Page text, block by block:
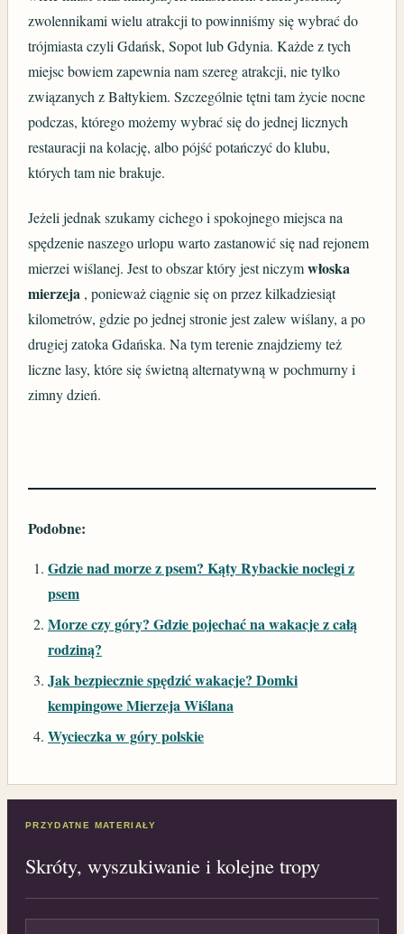
zwolennikami wielu atrakcji to powinniśmy się wybrać do
trójmiasta czyli Gdańsk, Sopot lub Gdynia. Każde z tych
miejsc bowiem zapewnia nam szereg atrakcji, nie tylko
związanych z Bałtykiem. Szczególnie tętni tam życie nocne
podczas, którego możemy wybrać się do jednej licznych
restauracji na kolację, albo pójść potańczyć do klubu,
których tam nie brakuje.
Jeżeli jednak szukamy cichego i spokojnego miejsca na
spędzenie naszego urlopu warto zastanowić się nad rejonem
mierzei wiślanej. Jest to obszar który jest niczymwłoska
mierzeja , ponieważ ciągnie się on przez kilkadziesiąt
kilometrów, gdzie po jednej stronie jest zalew wiślany, a po
drugiej zatoka Gdańska. Na tym terenie znajdziemy też
liczne lasy, które się świetną alternatywną w pochmurny i
zimny dzień.
Podobne:
Gdzie nad morze z psem? Kąty Rybackie noclegi z
psem
Morze czy góry? Gdzie pojechać na wakacje z całą
rodziną?
Jak bezpiecznie spędzić wakacje? Domki
kempingowe Mierzeja Wiślana
Wycieczka w góry polskie
PRZYDATNE MATERIAŁY
Skróty, wyszukiwanie i kolejne tropy